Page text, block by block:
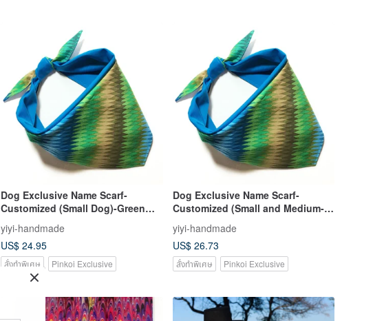
Dog Exclusive Name Scarf-
Customized (Small Dog)-Green
Grass
yiyi-handmade
US$ 24.95
สั่งทำพิเศษ Pinkoi Exclusive
Dog Exclusive Name Scarf-
Customized (Small and Medium-
sized Dogs)-Green Grass
yiyi-handmade
US$ 26.73
สั่งทำพิเศษ Pinkoi Exclusive